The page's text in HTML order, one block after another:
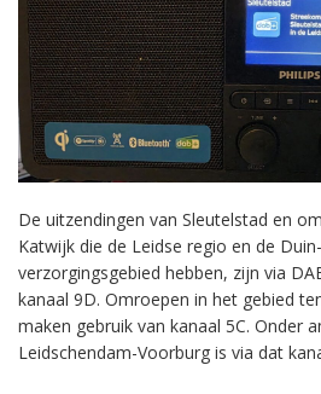
De uitzendingen van Sleutelstad en
Katwijk die de Leidse regio en de
verzorgingsgebied hebben, zijn via
kanaal 9D. Omroepen in het gebied
maken gebruik van kanaal 5C. Onder
Leidschendam-Voorburg is via dat